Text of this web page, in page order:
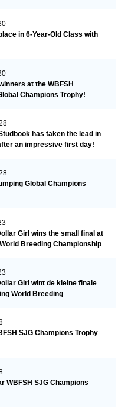
in 6-Year-Old Class with
at the WBFSH
Champions Trophy!
has taken the lead in
an impressive first day!​
Global Champions
Girl wins the small final at
Breeding Championship
Girl wint de kleine finale
World Breeding
SJG Champions Trophy
WBFSH SJG Champions